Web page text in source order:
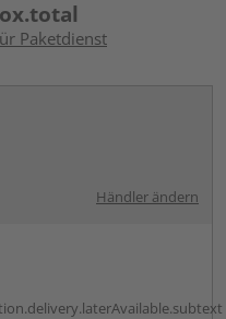
Paketdienst
Händler ändern